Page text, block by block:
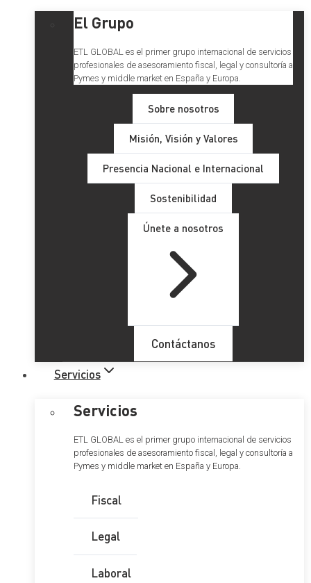
El Grupo
ETL GLOBAL es el primer grupo internacional de servicios
profesionales de asesoramiento fiscal, legal y consultoría a
Pymes y middle market en España y Europa.
Sobre nosotros
Misión, Visión y Valores
Presencia Nacional e Internacional
Sostenibilidad
Únete a nosotros
Contáctanos
Servicios
Servicios
ETL GLOBAL es el primer grupo internacional de servicios
profesionales de asesoramiento fiscal, legal y consultoría a
Pymes y middle market en España y Europa.
Fiscal
Legal
Laboral